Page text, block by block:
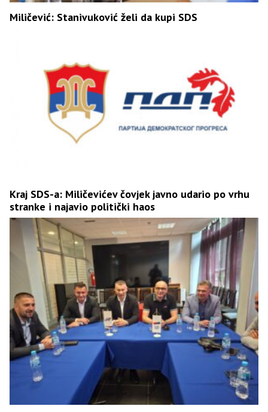
Miličević: Stanivuković želi da kupi SDS
Kraj SDS-a: Miličevićev čovjek javno udario po vrhu
stranke i najavio politički haos